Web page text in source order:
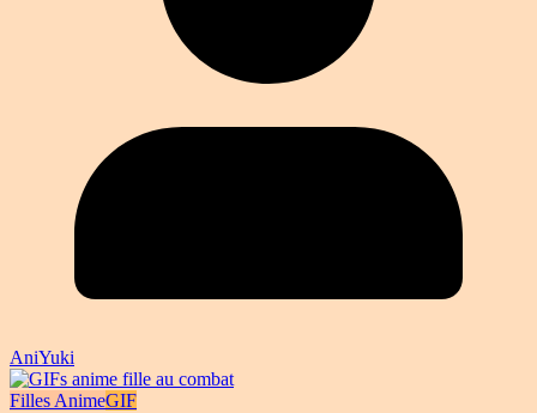
AniYuki
Filles AnimeGIF